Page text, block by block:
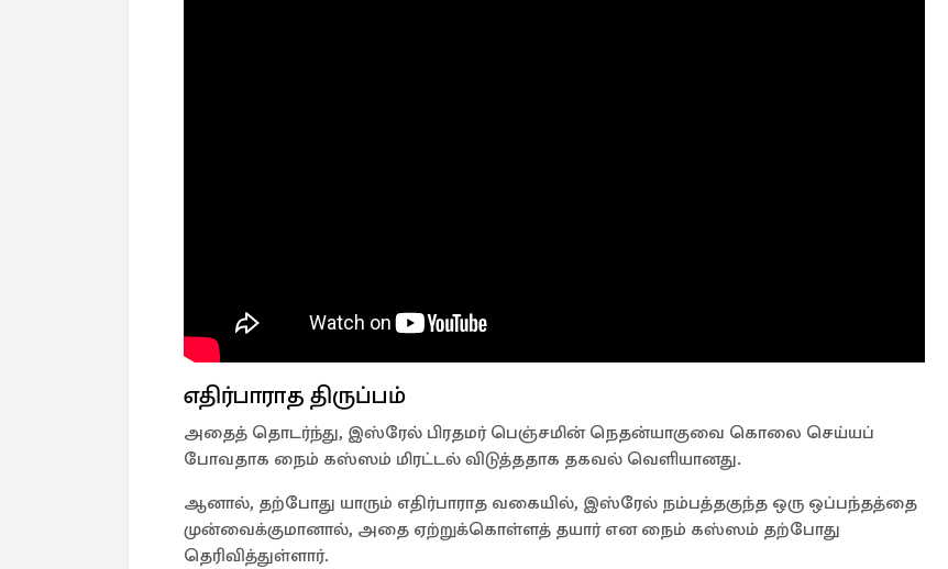
எதிர்பாராத திருப்பம்
அதைத் தொடர்ந்து, இஸ்ரேல் பிரதமர் பெஞ்சமின் நெதன்யாகுவை கொலை செய்யப்
போவதாக நைம் கஸ்ஸம் மிரட்டல் விடுத்ததாக தகவல் வெளியானது.
ஆனால், தற்போது யாரும் எதிர்பாராத வகையில், இஸ்ரேல் நம்பத்தகுந்த ஒரு ஒப்பந்தத்தை
முன்வைக்குமானால், அதை ஏற்றுக்கொள்ளத் தயார் என நைம் கஸ்ஸம் தற்போது
தெரிவித்துள்ளார்.